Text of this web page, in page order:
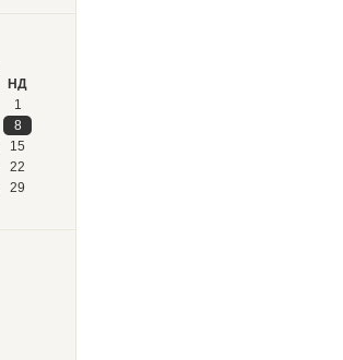
НД
1
8
15
22
29